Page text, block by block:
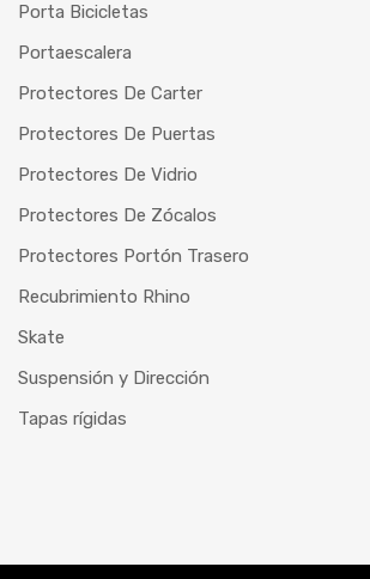
Porta Bicicletas
Portaescalera
Protectores De Carter
Protectores De Puertas
Protectores De Vidrio
Protectores De Zócalos
Protectores Portón Trasero
Recubrimiento Rhino
Skate
Suspensión y Dirección
Tapas rígidas